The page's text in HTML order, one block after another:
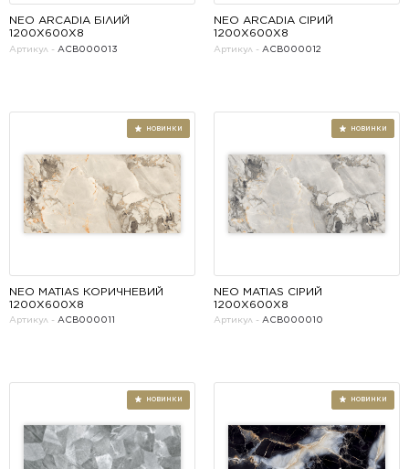
NEO ARCADIA БІЛИЙ
1200X600X8
Артикул - ACB000013
NEO ARCADIA СІРИЙ
1200X600X8
Артикул - ACB000012
НОВИНКИ
NEO MATIAS КОРИЧНЕВИЙ
1200X600X8
Артикул - ACB000011
NEO MATIAS СІРИЙ
1200X600X8
Артикул - ACB000010